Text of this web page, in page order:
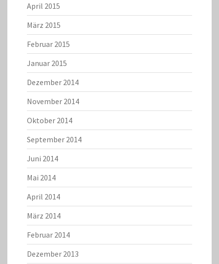
April 2015
März 2015
Februar 2015
Januar 2015
Dezember 2014
November 2014
Oktober 2014
September 2014
Juni 2014
Mai 2014
April 2014
März 2014
Februar 2014
Dezember 2013